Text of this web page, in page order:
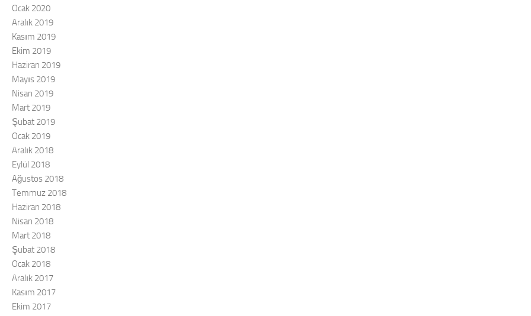
Ocak 2020
Aralık 2019
Kasım 2019
Ekim 2019
Haziran 2019
Mayıs 2019
Nisan 2019
Mart 2019
Şubat 2019
Ocak 2019
Aralık 2018
Eylül 2018
Ağustos 2018
Temmuz 2018
Haziran 2018
Nisan 2018
Mart 2018
Şubat 2018
Ocak 2018
Aralık 2017
Kasım 2017
Ekim 2017